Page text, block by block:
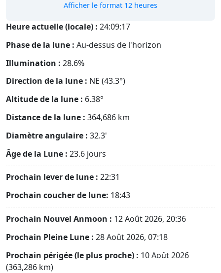
Afficher le format 12 heures
Heure actuelle (locale) : 24:09:18
Phase de la lune : Au-dessus de l'horizon
Illumination : 28.6%
Direction de la lune : NE (43.3°)
Altitude de la lune : 6.38°
Distance de la lune : 364,686 km
Diamètre angulaire : 32.3'
Âge de la Lune : 23.6 jours
Prochain lever de lune : 22:31
Prochain coucher de lune: 18:43
Prochain Nouvel Anmoon : 12 Août 2026, 20:36
Prochain Pleine Lune : 28 Août 2026, 07:18
Prochain périgée (le plus proche) : 10 Août 2026
(363,286 km)